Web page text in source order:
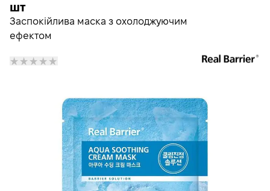
Заспокійлива маска з охолоджуючим
ефектом
шт